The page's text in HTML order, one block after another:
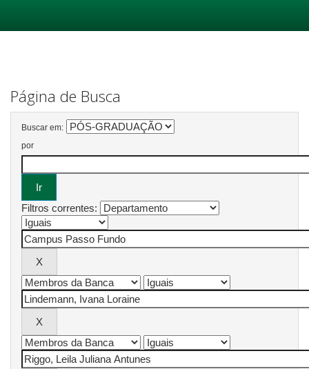
Página de Busca
Buscar em:
por
Filtros correntes: